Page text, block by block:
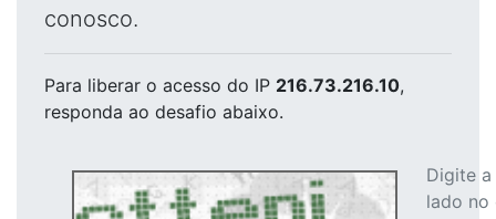
conosco.
Para liberar o acesso do IP 216.73.216.10,
responda ao desafio abaixo.
Digite
lado no